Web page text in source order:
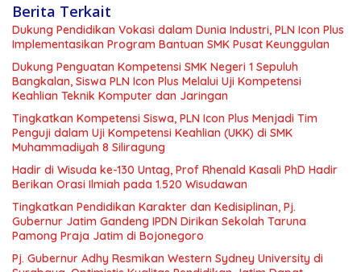
Berita Terkait
Dukung Pendidikan Vokasi dalam Dunia Industri, PLN Icon Plus
Implementasikan Program Bantuan SMK Pusat Keunggulan
Dukung Penguatan Kompetensi SMK Negeri 1 Sepuluh
Bangkalan, Siswa PLN Icon Plus Melalui Uji Kompetensi
Keahlian Teknik Komputer dan Jaringan
Tingkatkan Kompetensi Siswa, PLN Icon Plus Menjadi Tim
Penguji dalam Uji Kompetensi Keahlian (UKK) di SMK
Muhammadiyah 8 Siliragung
Hadir di Wisuda ke-130 Untag, Prof Rhenald Kasali PhD Hadir
Berikan Orasi Ilmiah pada 1.520 Wisudawan
Tingkatkan Pendidikan Karakter dan Kedisiplinan, Pj.
Gubernur Jatim Gandeng IPDN Dirikan Sekolah Taruna
Pamong Praja Jatim di Bojonegoro
Pj. Gubernur Adhy Resmikan Western Sydney University di